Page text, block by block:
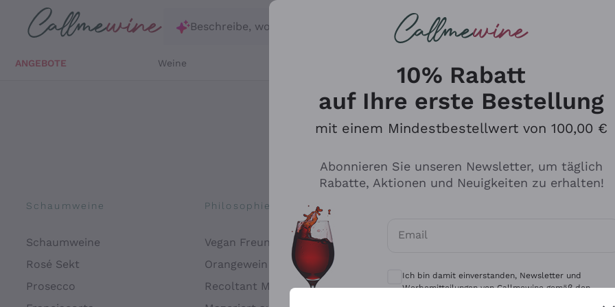
Zum Hauptinhalt springen
Beschreibe, wonach du suchst
ANGEBOTE Weine
Schaumweine
Schaumweine
Rosé Sekt
Prosecco
Philosophien
Vegan Freundlich
Orangewein
Recoltant Manipulant
Antinori
Ca' del Bosco
Gavi
10% Rabatt
auf Ihre erste Bestellung
mit einem Mindestbestellwert von 100,00 €
Abonnieren Sie unseren Newsletter, um täglich
Rabatte, Aktionen und Neuigkeiten zu erhalten!
Email
Optionale Einwilligungen zum Erhalt von
Ich bin damit einverstanden, Newsletter und
Werbemitteilungen von Callmewine gemäß den -